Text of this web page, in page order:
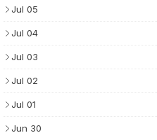
Jul 05
Jul 04
Jul 03
Jul 02
Jul 01
Jun 30